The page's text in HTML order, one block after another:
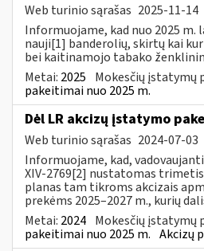
Web turinio sąrašas 2025-11-14
Informuojame, kad nuo 2025 m.
nauji[1] banderolių, skirtų kai
bei kaitinamojo tabako
Metai: 2025 Mokesčių įstatymų
pakeitimai nuo 2025 m.
Dėl LR akcizų įstatymo
Web turinio sąrašas 2024-07-03
Informuojame, kad,
XIV-2769[2] nustatomas
planas tam tikroms akcizais
prekėms 2025–2027 m., kurių
Metai: 2024 Mokesčių įstatymų
pakeitimai nuo 2025 m. Akcizų